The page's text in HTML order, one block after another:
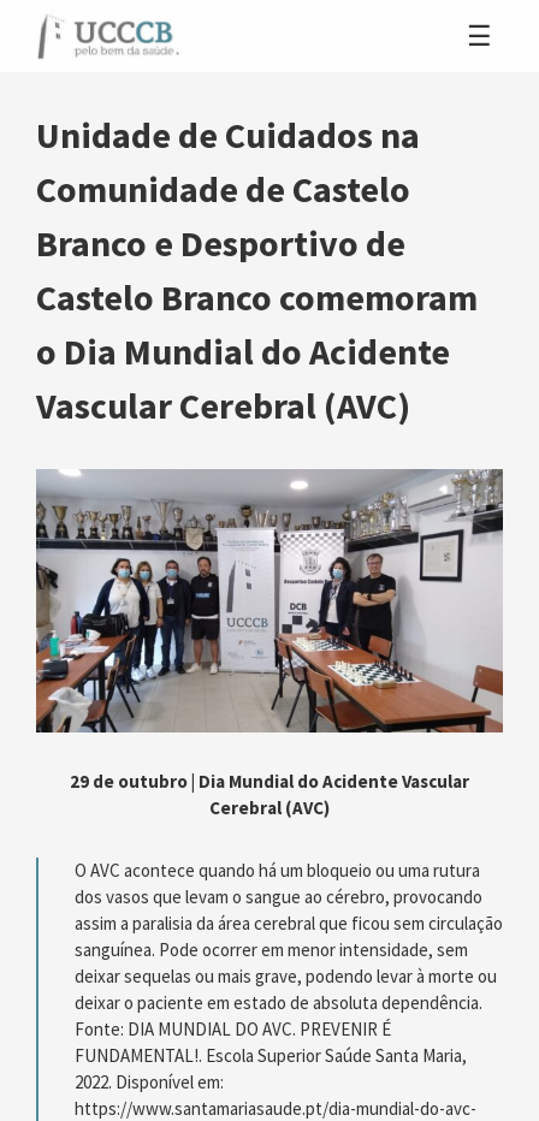
Unidade de Cuidados na
Comunidade de Castelo
Branco e Desportivo de
Castelo Branco comemoram
o Dia Mundial do Acidente
Vascular Cerebral (AVC)
29 de outubro | Dia Mundial do Acidente Vascular
Cerebral (AVC)
O AVC acontece quando há um bloqueio ou uma rutura
dos vasos que levam o sangue ao cérebro, provocando
assim a paralisia da área cerebral que ficou sem circulação
sanguínea. Pode ocorrer em menor intensidade, sem
deixar sequelas ou mais grave, podendo levar à morte ou
deixar o paciente em estado de absoluta dependência.
Fonte: DIA MUNDIAL DO AVC. PREVENIR É
FUNDAMENTAL!. Escola Superior Saúde Santa Maria,
2022. Disponível em:
https://www.santamariasaude.pt/dia-mundial-do-avc-